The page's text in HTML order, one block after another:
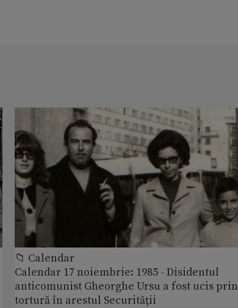
📁 Calendar
Calendar 17 noiembrie: 1985 - Disidentul
anticomunist Gheorghe Ursu a fost ucis prin
tortură în arestul Securităţii